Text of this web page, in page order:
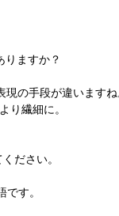
りますか？
の手段が違いますね
り繊細に。
ださい。
す。